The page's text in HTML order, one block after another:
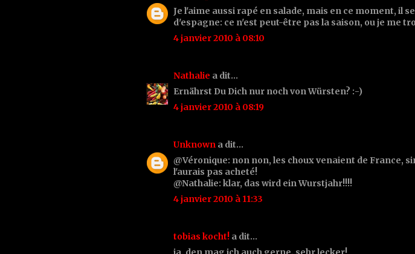
Je l'aime aussi rapé en salade, mais en ce moment, il
d'espagne: ce n'est peut-être pas la saison, ou je me
4 janvier 2010 à 08:10
Nathalie a dit…
Ernährst Du Dich nur noch von Würsten? :-)
4 janvier 2010 à 08:19
Unknown a dit…
@Véronique: non non, les choux venaient de France,
l'aurais pas acheté!
@Nathalie: klar, das wird ein Wurstjahr!!!!
4 janvier 2010 à 11:33
tobias kocht! a dit…